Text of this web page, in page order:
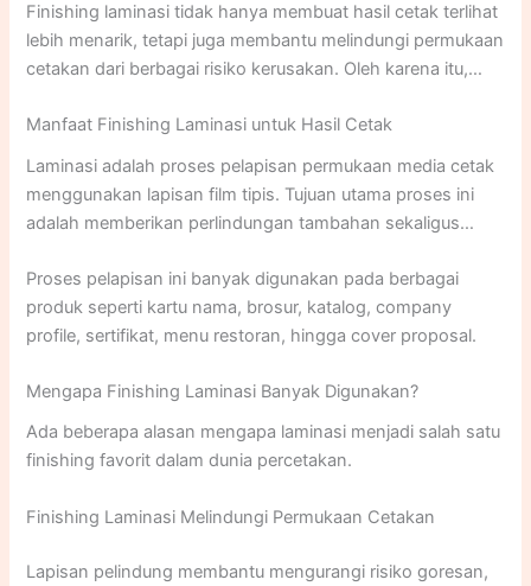
Salah satu finishing yang paling sering digunakan adalah
finishing laminasi.
Finishing laminasi tidak hanya membuat hasil cetak terlihat
lebih menarik, tetapi juga membantu melindungi permukaan
cetakan dari berbagai risiko kerusakan. Oleh karena itu,
Anda menentukan pilihan yang tepat sesuai kebutuhan.
Manfaat Finishing Laminasi untuk Hasil Cetak
Laminasi adalah proses pelapisan permukaan media cetak
menggunakan lapisan film tipis. Tujuan utama proses ini
adalah memberikan perlindungan tambahan sekaligus
Proses pelapisan ini banyak digunakan pada berbagai
produk seperti kartu nama, brosur, katalog, company
profile, sertifikat, menu restoran, hingga cover proposal.
Mengapa Finishing Laminasi Banyak Digunakan?
Ada beberapa alasan mengapa laminasi menjadi salah satu
finishing favorit dalam dunia percetakan.
Finishing Laminasi Melindungi Permukaan Cetakan
Lapisan pelindung membantu mengurangi risiko goresan,